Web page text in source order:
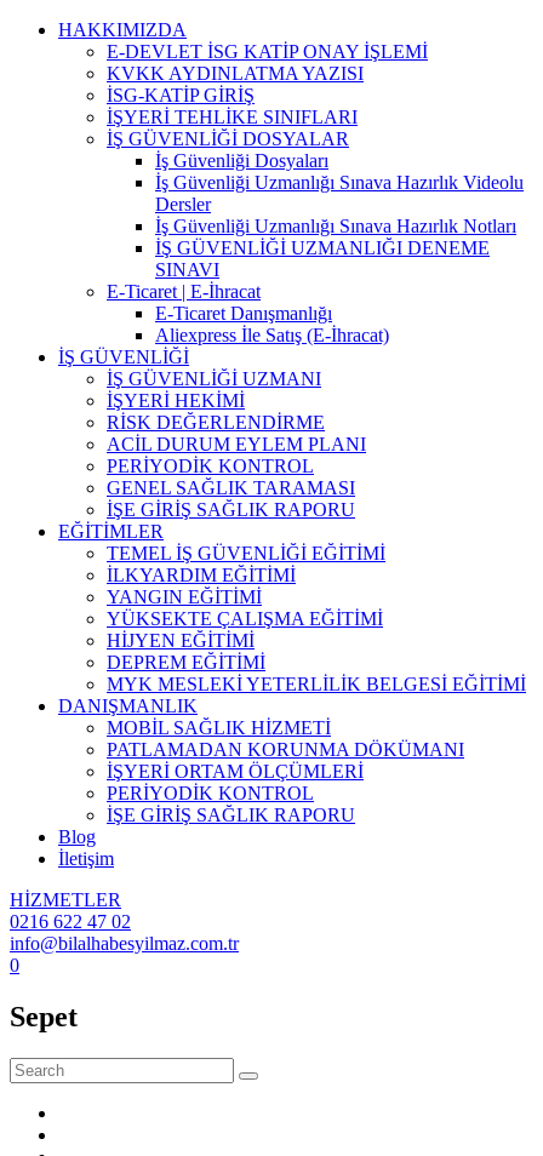
Skip
HAKKIMIZDA
E-DEVLET İSG KATİP ONAY İŞLEMİ
KVKK AYDINLATMA YAZISI
İSG-KATİP GİRİŞ
İŞYERİ TEHLİKE SINIFLARI
İŞ GÜVENLİĞİ DOSYALAR
İş Güvenliği Dosyaları
İş Güvenliği Uzmanlığı Sınava Hazırlık Videolu
Dersler
İş Güvenliği Uzmanlığı Sınava Hazırlık Notları
İŞ GÜVENLİĞİ UZMANLIĞI DENEME
SINAVI
E-Ticaret | E-İhracat
E-Ticaret Danışmanlığı
Aliexpress İle Satış (E-İhracat)
İŞ GÜVENLİĞİ
İŞ GÜVENLİĞİ UZMANI
İŞYERİ HEKİMİ
RİSK DEĞERLENDİRME
ACİL DURUM EYLEM PLANI
PERİYODİK KONTROL
GENEL SAĞLIK TARAMASI
İŞE GİRİŞ SAĞLIK RAPORU
EĞİTİMLER
TEMEL İŞ GÜVENLİĞİ EĞİTİMİ
İLKYARDIM EĞİTİMİ
YANGIN EĞİTİMİ
YÜKSEKTE ÇALIŞMA EĞİTİMİ
HİJYEN EĞİTİMİ
DEPREM EĞİTİMİ
MYK MESLEKİ YETERLİLİK BELGESİ EĞİTİMİ
DANIŞMANLIK
MOBİL SAĞLIK HİZMETİ
PATLAMADAN KORUNMA DÖKÜMANI
İŞYERİ ORTAM ÖLÇÜMLERİ
PERİYODİK KONTROL
İŞE GİRİŞ SAĞLIK RAPORU
Blog
İletişim
HİZMETLER
0216 622 47 02
info@bilalhabesyilmaz.com.tr
0
Sepet